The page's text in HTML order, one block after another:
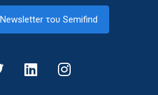
του Semifind